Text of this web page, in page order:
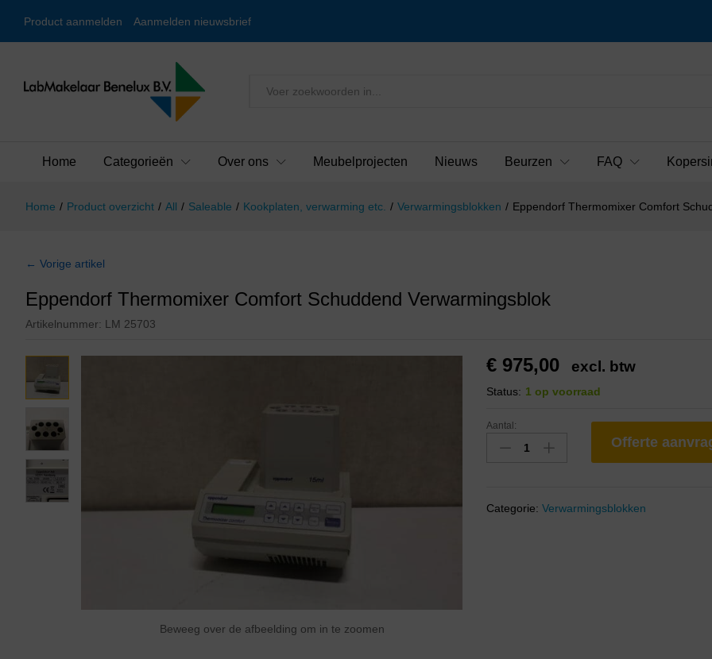
Product aanmelden Aanmelden nieuwsbrief
Alles
Home Categorieën Over ons Meubelprojecten Nieuws Beurzen FAQ
Home / Product overzicht / All / Saleable / Kookplaten, verwarming etc. / Verwarmingsblokken / Eppendorf Thermomixer Comfort
← Vorige artikel
Eppendorf Thermomixer Comfort Schuddend Verwarmingsblok
Artikelnummer: LM 25703
Beweeg over de afbeelding om in te zoomen
€ 975,00 excl. btw
Status: 1 op voorraad
Aantal:
Offerte
Categorie:Verwarmingsblokken